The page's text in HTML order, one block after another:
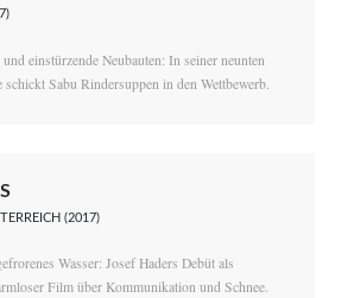
einstürzende Neubauten: In seiner neunten
schickt Sabu Rindersuppen in den Wettbewerb.
(2017)
Wasser: Josef Haders Debüt als
Film über Kommunikation und Schnee.